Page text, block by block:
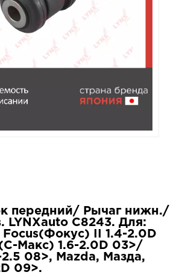
передний/ Рычаг нижн./
LYNXauto C8243. Для:
II 1.4-2.0D
Макс) 1.6-2.0D 03>/
08>, Mazda, Мазда,
09>.